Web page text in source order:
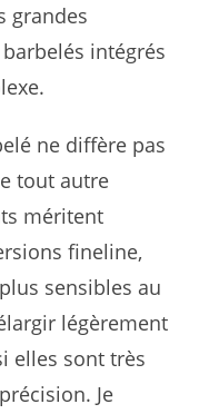
grandes
intégrés
ne diffère pas
tout autre
méritent
fineline,
sensibles au
légèrement
elles sont très
Je